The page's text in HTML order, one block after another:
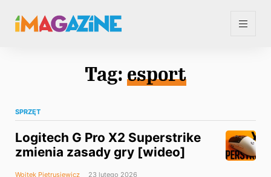
Tag: esport
SPRZĘT
Logitech G Pro X2 Superstrike
zmienia zasady gry [wideo]
Wojtek Pietrusiewicz 23 lutego 2026